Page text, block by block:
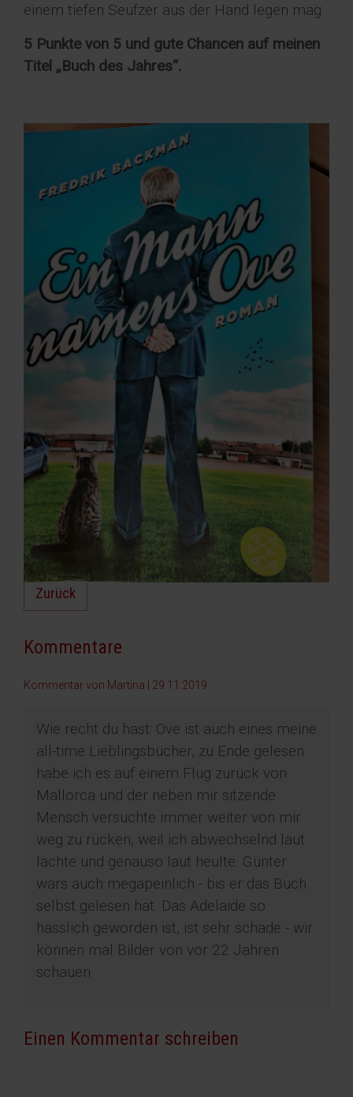
einem tiefen Seufzer aus der Hand legen mag.
5 Punkte von 5 und gute Chancen auf meinen
Titel „Buch des Jahres“.
Zurück
Kommentare
Kommentar von Martina | 29.11.2019
Wie recht du hast: Ove ist auch eines meine
all-time Lieblingsbücher, zu Ende gelesen
habe ich es auf einem Flug zurück von
Mallorca und der neben mir sitzende
Mensch versuchte immer weiter von mir
weg zu rücken, weil ich abwechselnd laut
lachte und genauso laut heulte. Günter
wars auch megapeinlich - bis er das Buch
selbst gelesen hat. Das Adelaide so
hässlich geworden ist, ist sehr schade - wir
können mal Bilder von vor 22 Jahren
schauen
Einen Kommentar schreiben